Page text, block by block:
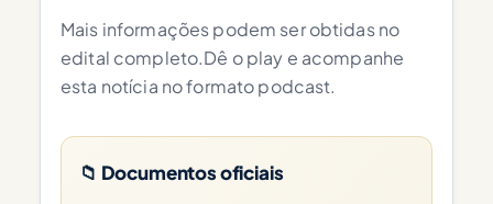
Mais informações podem ser obtidas no
edital completo.Dê o play e acompanhe
esta notícia no formato podcast.
📁 Documentos oficiais